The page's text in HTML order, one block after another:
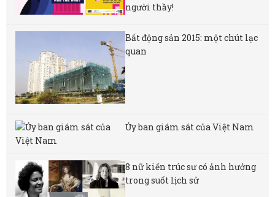
người thầy!
Bất động sản 2015: một chút lạc
quan
Ủy ban giám sát của Việt Nam
8 nữ kiến ​​trúc sư có ảnh hưởng
trong suốt lịch sử